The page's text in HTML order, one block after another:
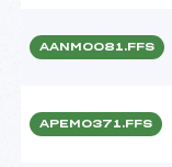
AANM0081.FFS
APEM0371.FFS